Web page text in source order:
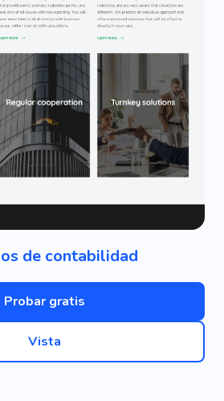
de contabilidad
Probar gratis
Vista